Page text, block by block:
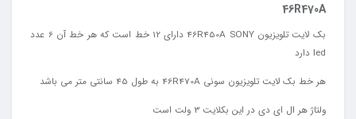
46R470A
بک لایت تلویزیون 46R450A SONY دارای 12 خط است که هر خط آن 6 عدد
led دارد
هر خط بک لایت تلویزیون سونی 46R470A به طول 45 سانتی متر می باشد
ولتاژ هر ال ای دی در این بکلایت3 ولت است